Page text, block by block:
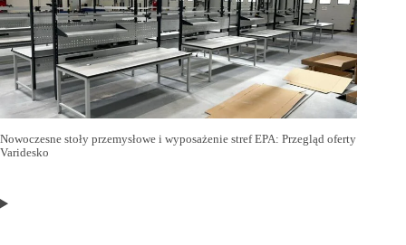
Nowoczesne stoły przemysłowe i wyposażenie stref EPA: Przegląd oferty
Varidesko